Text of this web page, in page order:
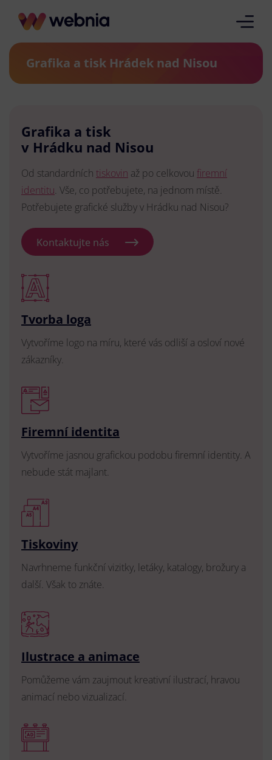
Grafika a tisk Hrádek nad Nisou
Grafika a tisk
v Hrádku nad Nisou
Od standardních tiskovin až po celkovou firemní
identitu. Vše, co potřebujete, na jednom místě.
Potřebujete grafické služby v Hrádku nad Nisou?
Kontaktujte nás
Tvorba loga
Vytvoříme logo na míru, které vás odliší a osloví nové
zákazníky.
Firemní identita
Vytvoříme jasnou grafickou podobu firemní identity. A
nebude stát majlant.
Tiskoviny
Navrhneme funkční vizitky, letáky, katalogy, brožury a
další. Však to znáte.
Ilustrace a animace
Pomůžeme vám zaujmout kreativní ilustrací, hravou
animací nebo vizualizací.